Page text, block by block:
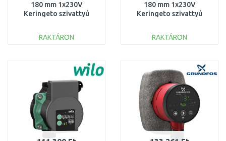
180 mm 1x230V
Keringeto szivattyú
RAKTÁRON
Összehasonlítás
180 mm 1x230V
Keringeto szivattyú
RAKTÁRON